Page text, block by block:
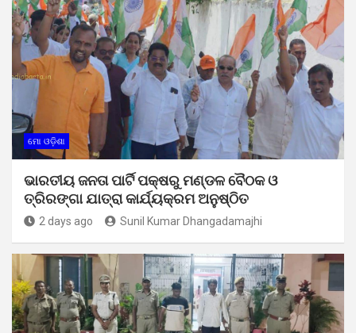
ମୋ ଓଡ଼ିଶା
ଭାରତୀୟ ଜନତା ପାର୍ଟି ପକ୍ଷରୁ ମଣ୍ଡଳ ବୈଠକ ଓ
ତ୍ରିରଙ୍ଗା ଯାତ୍ରା କାର୍ଯ୍ୟକ୍ରମ ଅନୁଷ୍ଠିତ
2 days ago Sunil Kumar Dhangadamajhi